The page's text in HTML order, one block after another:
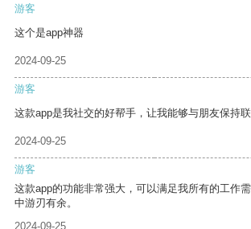
游客
这个是app神器
2024-09-25
游客
这款app是我社交的好帮手，让我能够与朋友保持联
2024-09-25
游客
这款app的功能非常强大，可以满足我所有的工作
中游刃有余。
2024-09-25